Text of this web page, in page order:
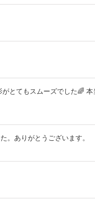
とてもスムーズでした🌈
。ありがとうございます。